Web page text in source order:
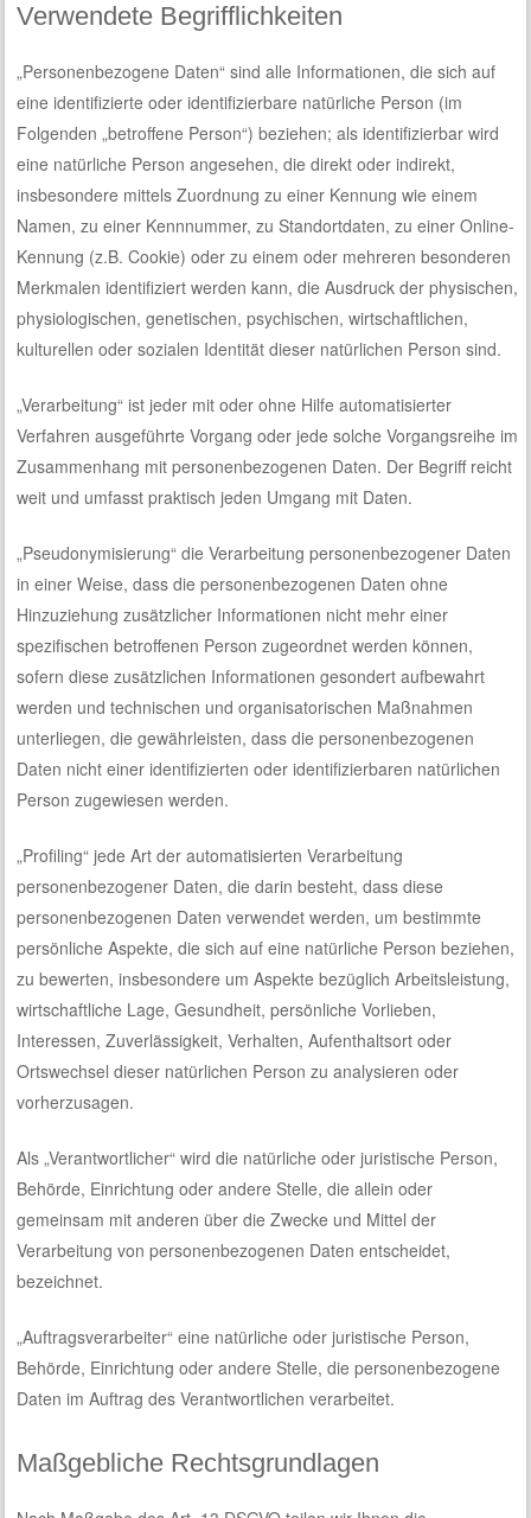
Verwendete Begrifflichkeiten
„Personenbezogene Daten“ sind alle Informationen, die sich auf
eine identifizierte oder identifizierbare natürliche Person (im
Folgenden „betroffene Person“) beziehen; als identifizierbar wird
eine natürliche Person angesehen, die direkt oder indirekt,
insbesondere mittels Zuordnung zu einer Kennung wie einem
Namen, zu einer Kennnummer, zu Standortdaten, zu einer Online-
Kennung (z.B. Cookie) oder zu einem oder mehreren besonderen
Merkmalen identifiziert werden kann, die Ausdruck der physischen,
physiologischen, genetischen, psychischen, wirtschaftlichen,
kulturellen oder sozialen Identität dieser natürlichen Person sind.
„Verarbeitung“ ist jeder mit oder ohne Hilfe automatisierter
Verfahren ausgeführte Vorgang oder jede solche Vorgangsreihe im
Zusammenhang mit personenbezogenen Daten. Der Begriff reicht
weit und umfasst praktisch jeden Umgang mit Daten.
„Pseudonymisierung“ die Verarbeitung personenbezogener Daten
in einer Weise, dass die personenbezogenen Daten ohne
Hinzuziehung zusätzlicher Informationen nicht mehr einer
spezifischen betroffenen Person zugeordnet werden können,
sofern diese zusätzlichen Informationen gesondert aufbewahrt
werden und technischen und organisatorischen Maßnahmen
unterliegen, die gewährleisten, dass die personenbezogenen
Daten nicht einer identifizierten oder identifizierbaren natürlichen
Person zugewiesen werden.
„Profiling“ jede Art der automatisierten Verarbeitung
personenbezogener Daten, die darin besteht, dass diese
personenbezogenen Daten verwendet werden, um bestimmte
persönliche Aspekte, die sich auf eine natürliche Person beziehen,
zu bewerten, insbesondere um Aspekte bezüglich Arbeitsleistung,
wirtschaftliche Lage, Gesundheit, persönliche Vorlieben,
Interessen, Zuverlässigkeit, Verhalten, Aufenthaltsort oder
Ortswechsel dieser natürlichen Person zu analysieren oder
vorherzusagen.
Als „Verantwortlicher“ wird die natürliche oder juristische Person,
Behörde, Einrichtung oder andere Stelle, die allein oder
gemeinsam mit anderen über die Zwecke und Mittel der
Verarbeitung von personenbezogenen Daten entscheidet,
bezeichnet.
„Auftragsverarbeiter“ eine natürliche oder juristische Person,
Behörde, Einrichtung oder andere Stelle, die personenbezogene
Daten im Auftrag des Verantwortlichen verarbeitet.
Maßgebliche Rechtsgrundlagen